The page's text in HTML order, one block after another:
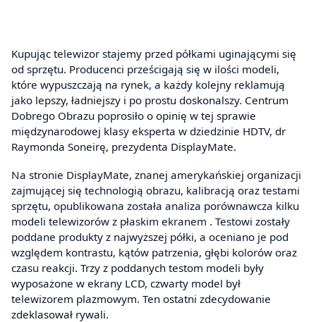
Kupując telewizor stajemy przed półkami uginającymi się
od sprzętu. Producenci prześcigają się w ilości modeli,
które wypuszczają na rynek, a każdy kolejny reklamują
jako lepszy, ładniejszy i po prostu doskonalszy. Centrum
Dobrego Obrazu poprosiło o opinię w tej sprawie
międzynarodowej klasy eksperta w dziedzinie HDTV, dr
Raymonda Soneirę, prezydenta DisplayMate.
Na stronie DisplayMate, znanej amerykańskiej organizacji
zajmującej się technologią obrazu, kalibracją oraz testami
sprzętu, opublikowana została analiza porównawcza kilku
modeli telewizorów z płaskim ekranem . Testowi zostały
poddane produkty z najwyższej półki, a oceniano je pod
względem kontrastu, kątów patrzenia, głębi kolorów oraz
czasu reakcji. Trzy z poddanych testom modeli były
wyposażone w ekrany LCD, czwarty model był
telewizorem plazmowym. Ten ostatni zdecydowanie
zdeklasował rywali.